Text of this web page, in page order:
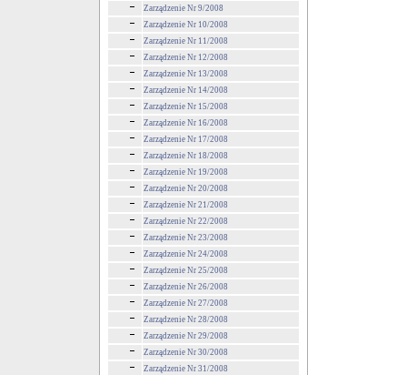
Zarządzenie Nr 9/2008
Zarządzenie Nr 10/2008
Zarządzenie Nr 11/2008
Zarządzenie Nr 12/2008
Zarządzenie Nr 13/2008
Zarządzenie Nr 14/2008
Zarządzenie Nr 15/2008
Zarządzenie Nr 16/2008
Zarządzenie Nr 17/2008
Zarządzenie Nr 18/2008
Zarządzenie Nr 19/2008
Zarządzenie Nr 20/2008
Zarządzenie Nr 21/2008
Zarządzenie Nr 22/2008
Zarządzenie Nr 23/2008
Zarządzenie Nr 24/2008
Zarządzenie Nr 25/2008
Zarządzenie Nr 26/2008
Zarządzenie Nr 27/2008
Zarządzenie Nr 28/2008
Zarządzenie Nr 29/2008
Zarządzenie Nr 30/2008
Zarządzenie Nr 31/2008